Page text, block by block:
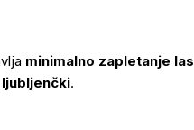
minimalno zapletanje las
.